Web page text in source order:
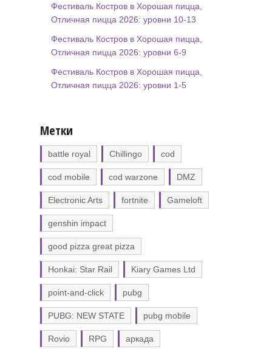
Фестиваль Костров в Хорошая пицца,
Отличная пицца 2026: уровни 10-13
Фестиваль Костров в Хорошая пицца,
Отличная пицца 2026: уровни 6-9
Фестиваль Костров в Хорошая пицца,
Отличная пицца 2026: уровни 1-5
Метки
battle royal Chillingo cod
cod mobile cod warzone DMZ
Electronic Arts fortnite Gameloft
genshin impact
good pizza great pizza
Honkai: Star Rail Kiary Games Ltd
point-and-click pubg
PUBG: NEW STATE pubg mobile
Rovio RPG аркада